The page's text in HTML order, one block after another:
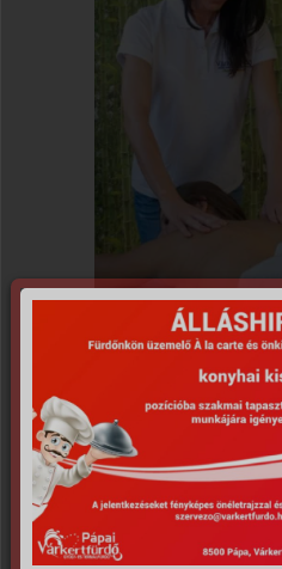
Massagen,
erfrischende Massage
erfrischende